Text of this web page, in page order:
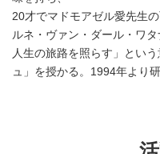
20才でマドモアゼル愛先生
ルネ・ヴァン・ダール・ワ
人生の旅路を照らす」とい
ュ」を授かる。1994年より